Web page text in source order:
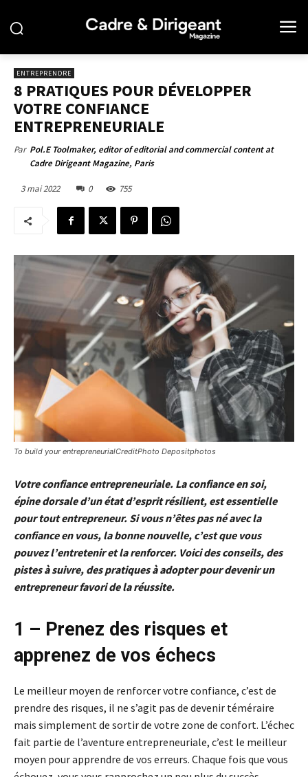
ENTREPRENDRE
8 PRATIQUES POUR DÉVELOPPER
VOTRE CONFIANCE
ENTREPRENEURIALE
Par Pol.E Toolmaker, editor of editorial and commercial content at
Cadre Dirigeant Magazine, Paris
3 mai 2022 0 755
To build your entrepreneurialCreditPhoto Depositphotos
Votre confiance entrepreneuriale. La confiance en soi,
épine dorsale d’un état d’esprit résilient, est essentielle
pour tout entrepreneur. Si vous n’êtes pas né avec la
confiance en vous, la bonne nouvelle, c’est que vous
pouvez l’entretenir et la renforcer. Voici des conseils, des
pistes à suivre, des pratiques à adopter pour devenir un
entrepreneur favori de la réussite.
1 – Prenez des risques et
apprenez de vos échecs
Le meilleur moyen de renforcer votre confiance, c’est de
prendre des risques, il ne s’agit pas de devenir téméraire
mais simplement de sortir de votre zone de confort. L’échec
fait partie de l’aventure entrepreneuriale, c’est le meilleur
moyen pour apprendre de vos erreurs. Chaque fois que vous